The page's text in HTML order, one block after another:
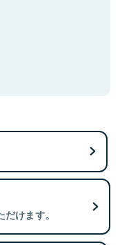
けます。